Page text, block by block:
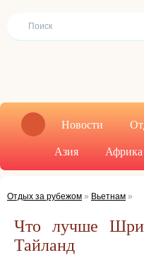
Новости
Азия Африка
Отдых за рубежом » Вьетнам »
Что лучше
Тайланд